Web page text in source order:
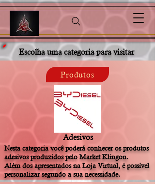
Escolha uma categoria para visitar
Produtos
Adesivos
Nesta categoria você poderá conhecer os produtos
adesivos produzidos pelo Market Klingon.
Além dos apresentados na Loja Virtual, é possível
personalizar segundo a sua necessidade.